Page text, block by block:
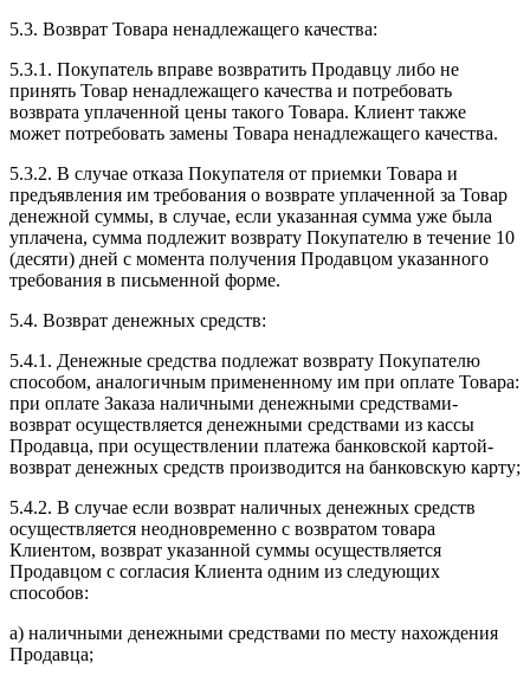
5.3. Возврат Товара ненадлежащего качества:
5.3.1. Покупатель вправе возвратить Продавцу либо не
принять Товар ненадлежащего качества и потребовать
возврата уплаченной цены такого Товара. Клиент также
может потребовать замены Товара ненадлежащего качества.
5.3.2. В случае отказа Покупателя от приемки Товара и
предъявления им требования о возврате уплаченной за Товар
денежной суммы, в случае, если указанная сумма уже была
уплачена, сумма подлежит возврату Покупателю в течение 10
(десяти) дней с момента получения Продавцом указанного
требования в письменной форме.
5.4. Возврат денежных средств:
5.4.1. Денежные средства подлежат возврату Покупателю
способом, аналогичным примененному им при оплате Товара:
при оплате Заказа наличными денежными средствами-
возврат осуществляется денежными средствами из кассы
Продавца, при осуществлении платежа банковской картой-
возврат денежных средств производится на банковскую карту;
5.4.2. В случае если возврат наличных денежных средств
осуществляется неодновременно с возвратом товара
Клиентом, возврат указанной суммы осуществляется
Продавцом с согласия Клиента одним из следующих
способов:
а) наличными денежными средствами по месту нахождения
Продавца;